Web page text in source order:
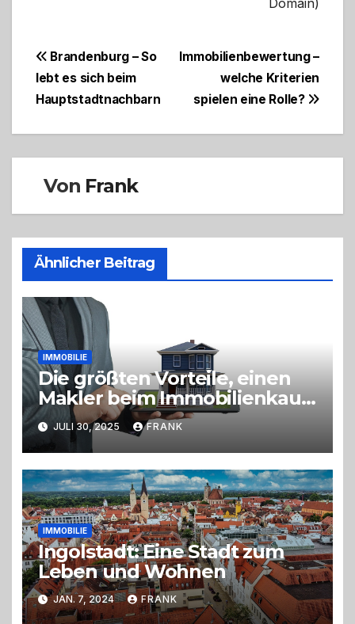
Beitragsnavigation
Immobilienbewertung –
welche Kriterien
spielen eine Rolle?
Brandenburg – So
lebt es sich beim
Hauptstadtnachbarn
Von Frank
Ähnlicher Beitrag
IMMOBILIE
Die größten Vorteile, einen
Makler beim Immobilienkauf
einzuschalten
JULI 30, 2025 FRANK
IMMOBILIE
Ingolstadt: Eine Stadt zum
Leben und Wohnen
JAN. 7, 2024 FRANK